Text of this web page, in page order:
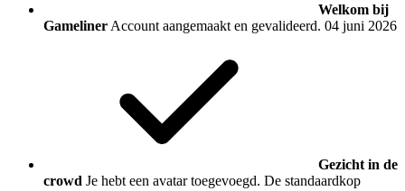
Welkom bij
Gameliner Account aangemaakt en gevalideerd. 04 juni 2026
Gezicht in de
crowd Je hebt een avatar toegevoegd. De standaardkop